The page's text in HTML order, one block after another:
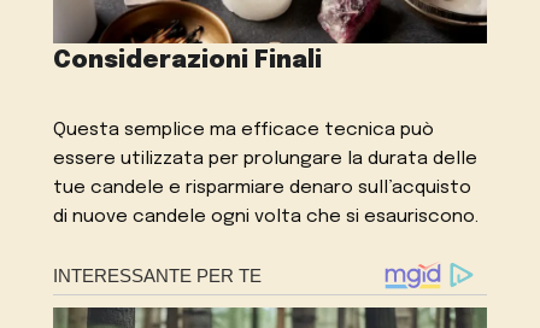
Considerazioni Finali
Questa semplice ma efficace tecnica può
essere utilizzata per prolungare la durata delle
tue candele e risparmiare denaro sull’acquisto
di nuove candele ogni volta che si esauriscono.